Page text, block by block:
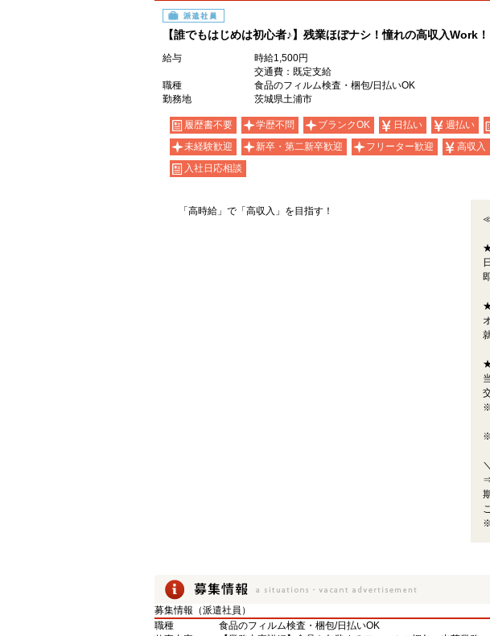
派遣社員
【誰でもはじめは初心者♪】残業ほぼナシ！憧れの高収入Work！
給与
時給1,500円
交通費：既定支給
職種
食品のフィルム検査・梱包/日払いOK
勤務地
茨城県土浦市
履歴書不要 学歴不問 ブランクOK 日払い 週払い
未経験歓迎
新卒・第二新卒歓迎 フリーター歓迎 高収入
入社日応相談
「高時給」で「高収入」を目指す！
募集情報（派遣社員）
職種
食品のフィルム検査・梱包/日払いOK